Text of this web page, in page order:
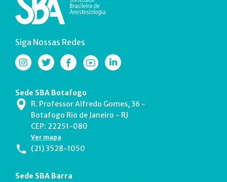
Siga Nossas Redes
Sede SBA Botafogo
R. Professor Alfredo Gomes, 36 -
Botafogo Rio de Janeiro - RJ
CEP: 22251-080
Ver mapa
(21) 3528-1050
Sede SBA Barra